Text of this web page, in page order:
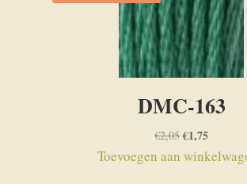
DMC-163
€2,05Oorspronkelijke
prijs
€1,75Huidige
prijs
Toevoegen aan